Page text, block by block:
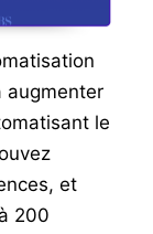
augmenter
le
et
200